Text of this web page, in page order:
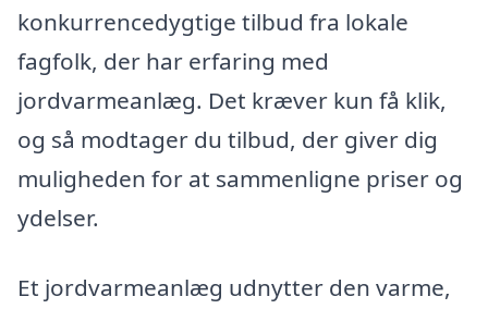
konkurrencedygtige tilbud fra lokale
fagfolk, der har erfaring med
jordvarmeanlæg. Det kræver kun få klik,
og så modtager du tilbud, der giver dig
muligheden for at sammenligne priser og
ydelser.
Et jordvarmeanlæg udnytter den varme,